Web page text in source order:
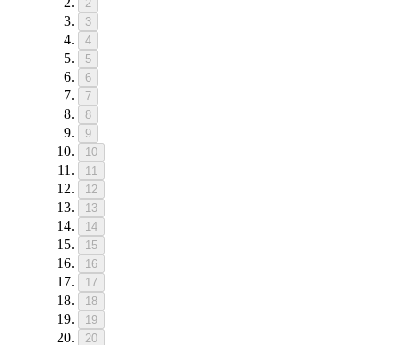
2
3
4
5
6
7
8
9
10
11
12
13
14
15
16
17
18
19
20